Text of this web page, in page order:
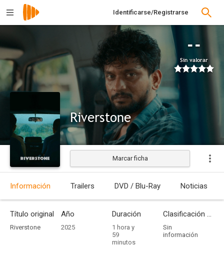
Identificarse/Registrarse
--
Sin valorar
Riverstone
Estrenada
Marcar ficha
Información Trailers DVD / Blu-Ray Noticias
Título original
Riverstone
Año
2025
Duración
1 hora y
59
minutos
Clasificación por edades
Sin
información